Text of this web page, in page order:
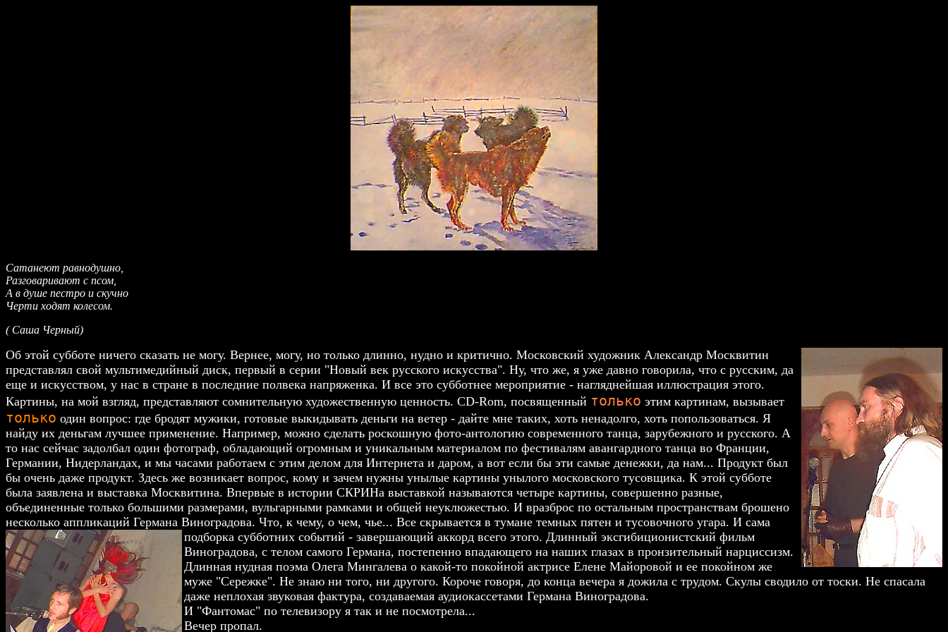
Сатанеют равнодушно,
Разговаривают с псом,
А в душе пестро и скучно
Черти ходят колесом.
( Саша Черный)
Об этой субботе ничего сказать не могу. Вернее, могу, но только длинно, нудно и критично. Московский художник Александр Москвитин
представлял свой мультимедийный диск, первый в серии "Новый век русского искусства". Ну, что же, я уже давно говорила, что с русским, да
еще и искусством, у нас в стране в последние полвека напряженка. И все это субботнее мероприятие - нагляднейшая иллюстрация этого.
Картины, на мой взгляд, представляют сомнительную художественную ценность. CD-Rom, посвященный только этим картинам, вызывает
только один вопрос: где бродят мужики, готовые выкидывать деньги на ветер - дайте мне таких, хоть ненадолго, хоть попользоваться. Я
найду их деньгам лучшее применение. Например, можно сделать роскошную фото-антологию современного танца, зарубежного и русского. А
то нас сейчас задолбал один фотограф, обладающий огромным и уникальным материалом по фестивалям авангардного танца во Франции,
Германии, Нидерландах, и мы часами работаем с этим делом для Интернета и даром, а вот если бы эти самые денежки, да нам... Продукт был
бы очень даже продукт. Здесь же возникает вопрос, кому и зачем нужны унылые картины унылого московского тусовщика. К этой субботе
была заявлена и выставка Москвитина. Впервые в истории СКРИНа выставкой называются четыре картины, совершенно разные,
объединенные только большими размерами, вульгарными рамками и общей неуклюжестью. И вразброс по остальным пространствам брошено
несколько аппликаций Германа Виноградова. Что, к чему, о чем, чье... Все скрывается в тумане темных пятен и тусовочного угара. И сама
подборка субботних событий - завершающий аккорд всего этого. Длинный эксгибиционистский фильм
Виноградова, с телом самого Германа, постепенно впадающего на наших глазах в пронзительный нарциссизм.
Длинная нудная поэма Олега Мингалева о какой-то покойной актрисе Елене Майоровой и ее покойном же
муже "Сережке". Не знаю ни того, ни другого. Короче говоря, до конца вечера я дожила с трудом. Скулы сводило от тоски. Не спасала
даже неплохая звуковая фактура, создаваемая аудиокассетами Германа Виноградова.
И "Фантомас" по телевизору я так и не посмотрела...
Вечер пропал.